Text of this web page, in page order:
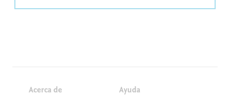
Acerca de
Ayuda